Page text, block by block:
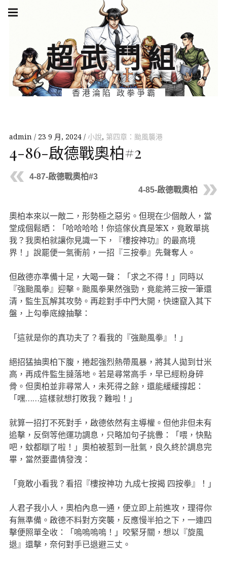
Skip
超武鬥組
香港淪陷 政拳爭霸
navigation
admin 23 9 月, 2024 小說, 第四章：颱風襲港
4-86-啟德戰奧柏#2
4-87-啟德戰奧柏#3
4-85-啟德戰奧柏
奧柏本來以一敵二，形勢極之惡劣。但現在少個敵人，當
堂成個鬆晒：「哈哈哈哈！你這傢伙真是笨X，竟敢單挑
我？我奧柏就讓你見識一下，『樓按神功』的最高境
界！」說罷便一氣衝前，一招『三按拳』先聲奪人。
但啟德亦準備十足，大喝一聲：「求之不得！」同時以
『強颱風拳』迎擊。颱風拳果然強勁，竟能將三按一筆還
清，監生瓦解其攻勢。再趁對手中門大開，快速竄入其下
盤，上勾拳底線抽擊：
「這就是你的真功夫了？看我的『強颱風拳』！」
絕招猛抽奧柏下腹，捲起強烈熱帶風暴，將其人拋到廿米
高，再成件監生撻落地。若是尋常高手，早已經粉身碎
骨。但奧柏並非尋常人，未死得之餘，還能緩緩撐起：
「嘿……這樣就想打敗我？難啦！」
就算一招打不死對手，啟德依然有主導權。但他非但未有
追擊，反倒等他運功調息，只略加句子挑釁：「喂，快點
吧，蚊都瞓了啦！」奧柏被惹到一肚氣，良久終於調息完
畢，當然要盡情發洩：
「竟敢小看我？看招『樓按神功 九成七按揭 四按拳』！」
人君子我小人，奧柏內息一通，便立即上前進攻，理得你
有無準備。啟德不料對方突襲，反應慢半拍之下，一連四
擊便照單全收：「嗚嗚嗚嗚！」咬緊牙關，想以『旋風
退』還擊，奈何對手已退避三丈。